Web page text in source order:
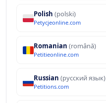
Polish (polski)
Petycjeonline.com
Romanian (română)
Petitieonline.com
Russian (русский язык)
Petitions.com